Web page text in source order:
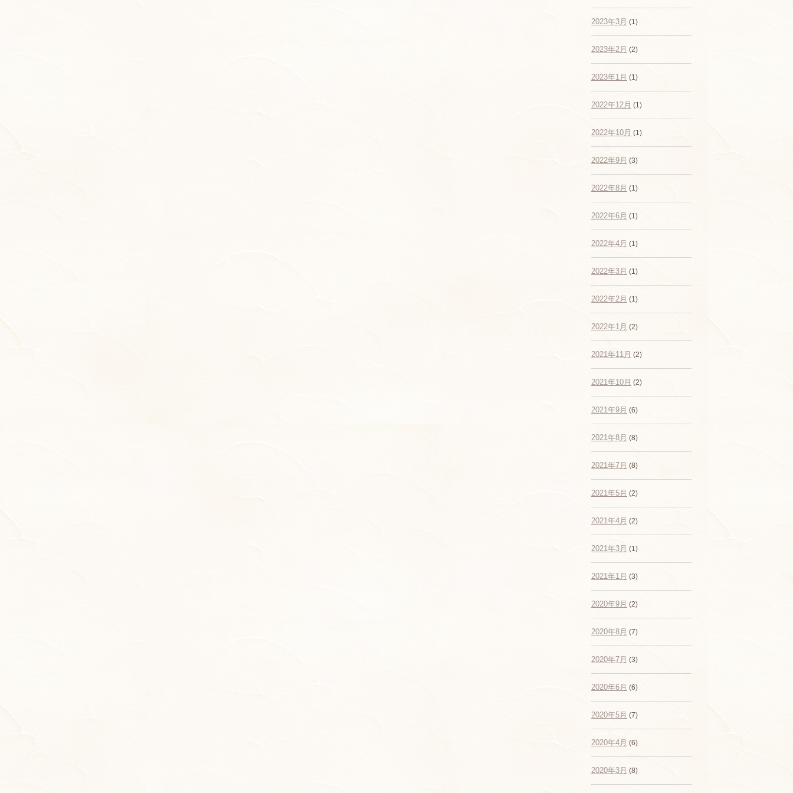
2023年3月 (1)
2023年2月 (2)
2023年1月 (1)
2022年12月 (1)
2022年10月 (1)
2022年9月 (3)
2022年8月 (1)
2022年6月 (1)
2022年4月 (1)
2022年3月 (1)
2022年2月 (1)
2022年1月 (2)
2021年11月 (2)
2021年10月 (2)
2021年9月 (6)
2021年8月 (8)
2021年7月 (8)
2021年5月 (2)
2021年4月 (2)
2021年3月 (1)
2021年1月 (3)
2020年9月 (2)
2020年8月 (7)
2020年7月 (3)
2020年6月 (6)
2020年5月 (7)
2020年4月 (6)
2020年3月 (8)